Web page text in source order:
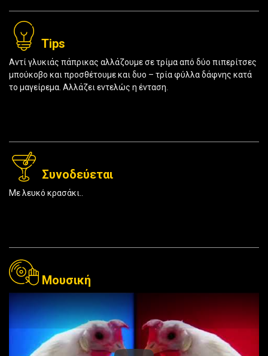
Tips
Αντί γλυκιάς πάπρικας αλλάζουμε σε τρίμα από δύο πιπερίτσες
μπούκοβο και προσθέτουμε και δυο – τρία φύλλα δάφνης κατά
το μαγείρεμα. Αλλάζει εντελώς η ένταση.
Συνοδεύεται
Με λευκό κρασάκι..
Μουσική